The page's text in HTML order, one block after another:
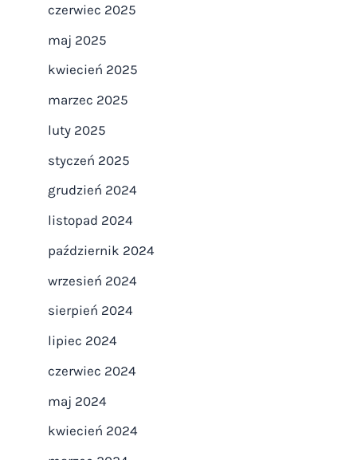
czerwiec 2025
maj 2025
kwiecień 2025
marzec 2025
luty 2025
styczeń 2025
grudzień 2024
listopad 2024
październik 2024
wrzesień 2024
sierpień 2024
lipiec 2024
czerwiec 2024
maj 2024
kwiecień 2024